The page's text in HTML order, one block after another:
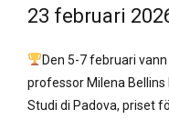
23 februari
Den 5-7 februari
professor Milena
Studi di Padova, priset